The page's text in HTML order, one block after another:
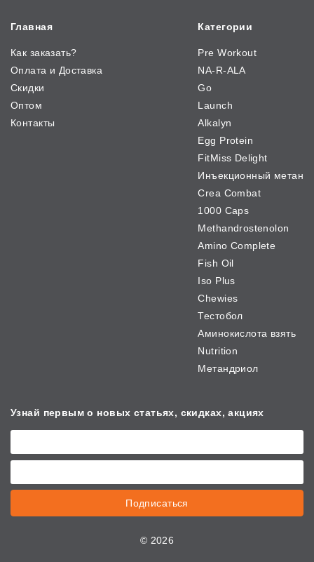
Главная
Как заказать?
Оплата и Доставка
Скидки
Оптом
Контакты
Категории
Pre Workout
NA-R-ALA
Go
Launch
Alkalyn
Egg Protein
FitMiss Delight
Инъекционный метан
Crea Combat
1000 Caps
Methandrostenolon
Amino Complete
Fish Oil
Iso Plus
Chewies
Тестобол
Аминокислота взять
Nutrition
Метандриол
Узнай первым о новых статьях, скидках, акциях
Подписаться
© 2026